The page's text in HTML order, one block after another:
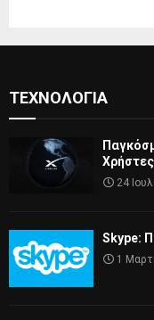
ΤΕΧΝΟΛΟΓΊΑ
24
Skype:
1